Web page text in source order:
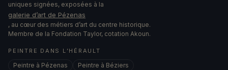
uniques signées, exposées à la
galerie d’art de Pézenas
, au cœur des métiers d’art du centre historique.
Membre de la Fondation Taylor, cotation Akoun.
PEINTRE DANS L’HÉRAULT
Peintre à Pézenas
Peintre à Béziers